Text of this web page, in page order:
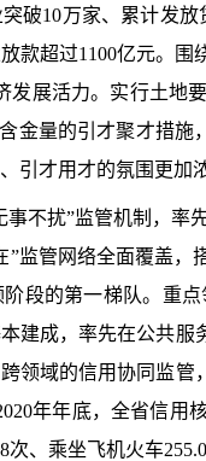
破10万家、累计发
款超过1100亿元。
发展活力。实行土
金量的引才聚才措
引才用才的氛围更加
扰”监管机制，率
监管网络全面覆盖，
段的第一梯队。重
建成，率先在公共
领域的信用协同监
年年底，全省信用
、乘坐飞机火车